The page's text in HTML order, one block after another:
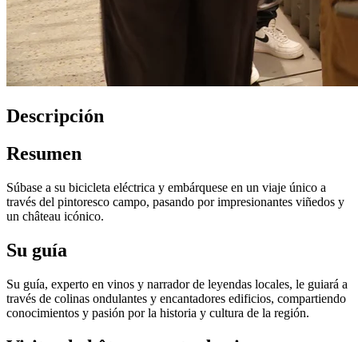
Descripción
Resumen
Súbase a su bicicleta eléctrica y embárquese en un viaje único a
través del pintoresco campo, pasando por impresionantes viñedos y
un château icónico.
Su guía
Su guía, experto en vinos y narrador de leyendas locales, le guiará a
través de colinas ondulantes y encantadores edificios, compartiendo
conocimientos y pasión por la historia y cultura de la región.